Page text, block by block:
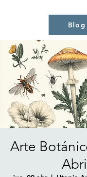
Blog
Arte